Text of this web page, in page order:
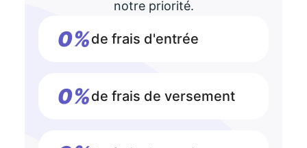
notre priorité.
0%de frais d'entrée
0%de frais de versement